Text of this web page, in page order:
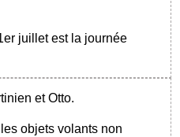
juillet est la journée
et Otto.
objets volants non